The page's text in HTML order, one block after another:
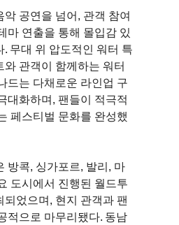
공연을 넘어, 관객 참여
마 연출을 통해 몰입감 있
무대 위 압도적인 워터 특
와 관객이 함께하는 워터
드는 다채로운 라인업 구
대화하며, 팬들이 적극적
페스티벌 문화를 완성했
방콕, 싱가포르, 발리, 마
도시에서 진행된 월드투
되었으며, 현지 관객과 팬
적으로 마무리됐다. 동남